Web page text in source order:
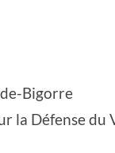
Bigorre
la Défense du